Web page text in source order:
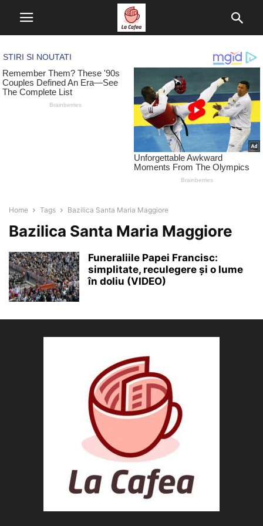
Home Tags Bazilica Santa Maria Maggiore
Bazilica Santa Maria Maggiore
Funeraliile Papei Francisc:
simplitate, reculegere și o lume
în doliu (VIDEO)